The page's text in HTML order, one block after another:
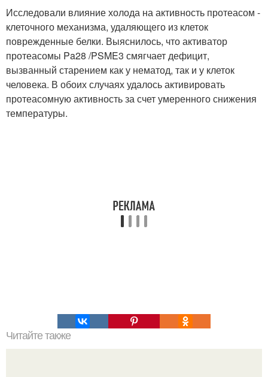
Исследовали влияние холода на активность протеасом -
клеточного механизма, удаляющего из клеток
поврежденные белки. Выяснилось, что активатор
протеасомы Pa28 /PSME3 смягчает дефицит,
вызванный старением как у нематод, так и у клеток
человека. В обоих случаях удалось активировать
протеасомную активность за счет умеренного снижения
температуры.
Читайте также